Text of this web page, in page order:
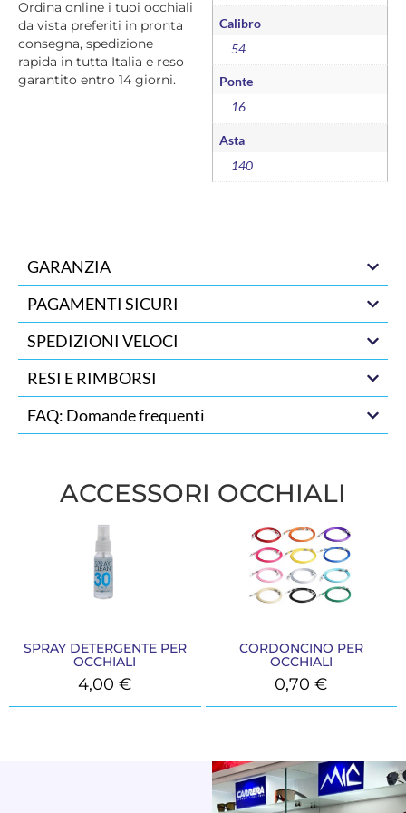
Ordina online i tuoi occhiali
da vista preferiti in pronta
consegna, spedizione
rapida in tutta Italia e reso
garantito entro 14 giorni.
Calibro
54
Ponte
16
Asta
140
GARANZIA
PAGAMENTI SICURI
SPEDIZIONI VELOCI
RESI E RIMBORSI
FAQ: Domande frequenti
ACCESSORI OCCHIALI
SPRAY DETERGENTE PER
OCCHIALI
4,00€
CORDONCINO PER
OCCHIALI
0,70€